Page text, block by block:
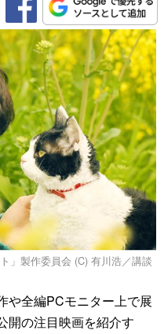
」製作委員会 (C) 有川浩／講談
や全編PCモニター上で展
開の注目映画を紹介す